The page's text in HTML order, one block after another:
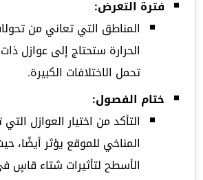
فترة التعرض:
المناطق التي تعاني من
الحرارة ستحتاج إلى عوازل
تحمل الاختلافات الكبيرة.
ختام الفصول:
التأكد من اختيار العوازل
المناخي للموقع يؤثر أيضًا،
الأسطح لتأثيرات شتاء قاسٍ